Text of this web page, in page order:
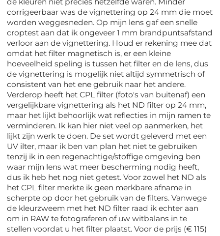
corrigeerbaar was de vignettering op 24 mm die moet
worden weggesneden. Op mijn lens gaf een snelle
croptest aan dat ik ongeveer 1 mm brandpuntsafstand
verloor aan de vignettering. Houd er rekening mee dat
omdat het filter magnetisch is, er een kleine
hoeveelheid speling is tussen het filter en de lens, dus
de vignettering is mogelijk niet altijd symmetrisch of
consistent van het ene gebruik naar het andere.
Verderop heeft het CPL filter (foto's van buitenaf) een
vergelijkbare vignettering als het ND filter op 24 mm,
maar het lijkt behoorlijk wat reflecties in mijn ramen te
verminderen. Ik kan hier niet veel op aanmerken, het
lijkt zijn werk te doen. De set wordt geleverd met een
UV ilter, maar ik ben van plan het niet te gebruiken
tenzij ik in een regenachtige/stoffige omgeving ben
waar mijn lens wat meer bescherming nodig heeft,
dus ik heb het nog niet getest. Voor zowel het ND als
het CPL filter merkte ik geen merkbare afname in
scherpte op door het gebruik van de filters. Vanwege
de kleurzweem met het ND filter raad ik echter aan
om in RAW te fotograferen of uw witbalans in te
stellen voordat u het filter plaatst. Voor de prijs (€ 115)